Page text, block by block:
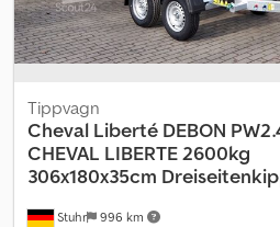
Leverans inom hela Tyskland &
tullhantering möjligt (vänligen fråga).
Stuhr 996 km
Tippvagn
Cheval Liberté DEBON
CHEVAL LIBERTE 2600kg
306x180x35cm